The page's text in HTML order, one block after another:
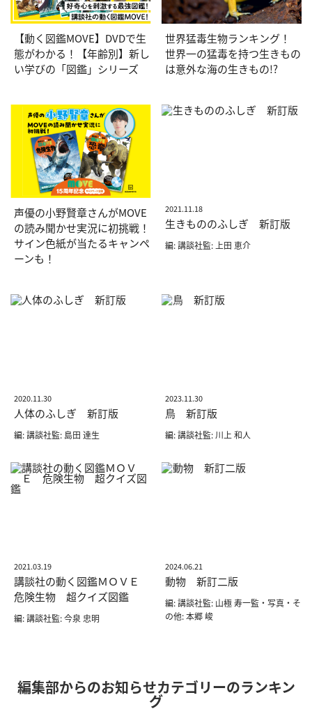
【動く図鑑MOVE】DVDで生
態がわかる！【年齢別】新し
い学びの「図鑑」シリーズ
世界猛毒生物ランキング！
世界一の猛毒を持つ生きもの
は意外な海の生きもの!?
声優の小野賢章さんがMOVE
の読み聞かせ実況に初挑戦！
サイン色紙が当たるキャンペ
ーンも！
2021.11.18
生きもののふしぎ 新訂版
編: 講談社監: 上田 恵介
2020.11.30
人体のふしぎ 新訂版
編: 講談社監: 島田 達生
2023.11.30
鳥 新訂版
編: 講談社監: 川上 和人
2021.03.19
講談社の動く図鑑ＭＯＶＥ
危険生物 超クイズ図鑑
編: 講談社監: 今泉 忠明
2024.06.21
動物 新訂二版
編: 講談社監: 山極 寿一監・写真・そ
の他: 本郷 峻
編集部からのお知らせカテゴリーのランキン
グ